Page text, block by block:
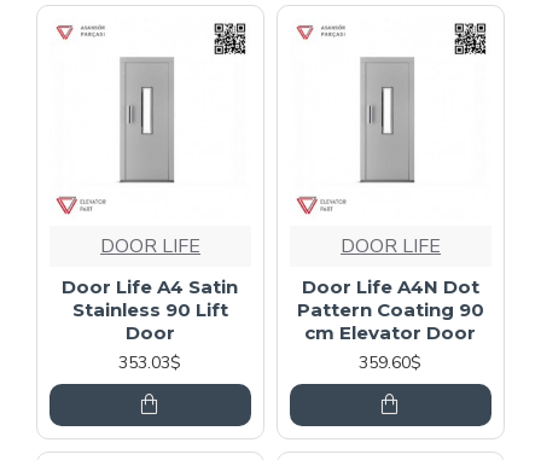
DOOR LIFE
Door Life A4 Satin
Stainless 90 Lift
Door
353.03$
DOOR LIFE
Door Life A4N Dot
Pattern Coating 90
cm Elevator Door
359.60$